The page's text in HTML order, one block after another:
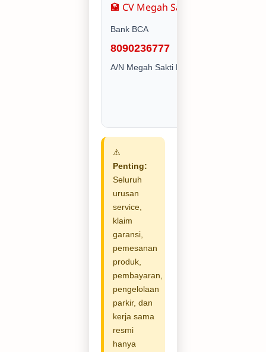
🏦 CV Megah Sakti Makmur
Bank BCA
8090236777
A/N Megah Sakti Makmur CV
⚠️
Penting:
Seluruh
urusan
service,
klaim
garansi,
pemesanan
produk,
pembayaran,
pengelolaan
parkir, dan
kerja sama
resmi
hanya